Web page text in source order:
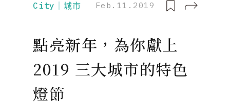
City｜城市 Feb.11.2019
點亮新年，為你獻上
2019 三大城市的特色
燈節